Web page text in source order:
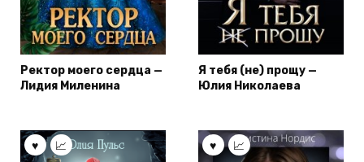
Ректор моего сердца —
Лидия Миленина
Я тебя (не) прощу —
Юлия Николаева